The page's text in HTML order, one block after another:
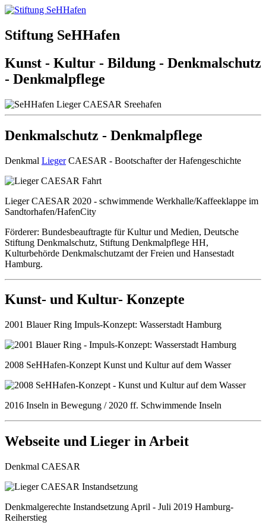
Stiftung SeHHafen
Kunst - Kultur - Bildung - Denkmalschutz
- Denkmalpflege
Denkmalschutz - Denkmalpflege
Denkmal LiegerCAESAR - Bootschafter der Hafengeschichte
Lieger CAESAR 2020 - schwimmende Werkhalle/Kaffeeklappe im
Sandtorhafen/HafenCity
Förderer: Bundesbeauftragte für Kultur und Medien, Deutsche
Stiftung Denkmalschutz, Stiftung Denkmalpflege HH,
Kulturbehörde Denkmalschutzamt der Freien und Hansestadt
Hamburg.
Kunst- und Kultur- Konzepte
2001 Blauer Ring Impuls-Konzept: Wasserstadt Hamburg
2008 SeHHafen-Konzept Kunst und Kultur auf dem Wasser
2016 Inseln in Bewegung / 2020 ff. Schwimmende Inseln
Webseite und Lieger in Arbeit
Denkmal CAESAR
Denkmalgerechte Instandsetzung April - Juli 2019 Hamburg-
Reiherstieg